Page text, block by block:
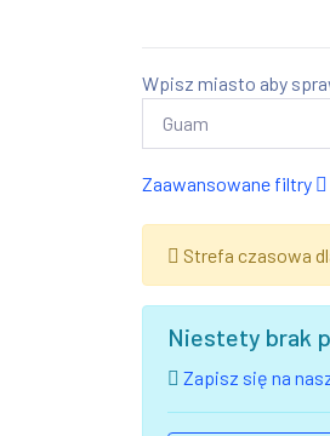
Wpisz miasto aby
Zaawansowane filtry
Strefa czasowa
Niestety brak
Zapisz się na